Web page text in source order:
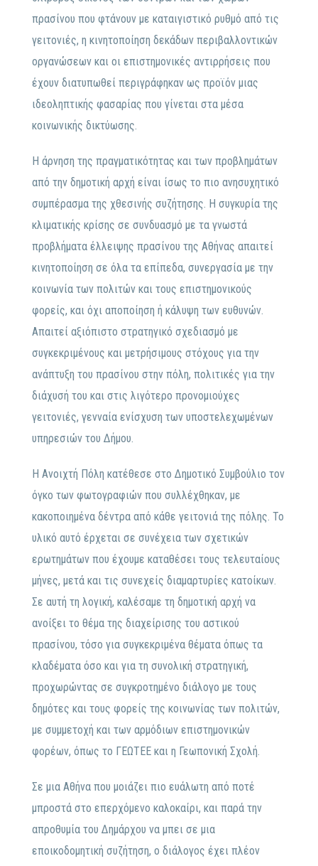
πρασίνου που φτάνουν με καταιγιστικό ρυθμό από τις
γειτονιές, η κινητοποίηση δεκάδων περιβαλλοντικών
οργανώσεων και οι επιστημονικές αντιρρήσεις που
έχουν διατυπωθεί περιγράφηκαν ως προϊόν μιας
ιδεοληπτικής φασαρίας που γίνεται στα μέσα
κοινωνικής δικτύωσης.
Η άρνηση της πραγματικότητας και των προβλημάτων
από την δημοτική αρχή είναι ίσως το πιο ανησυχητικό
συμπέρασμα της χθεσινής συζήτησης. Η συγκυρία της
κλιματικής κρίσης σε συνδυασμό με τα γνωστά
προβλήματα έλλειψης πρασίνου της Αθήνας απαιτεί
κινητοποίηση σε όλα τα επίπεδα, συνεργασία με την
κοινωνία των πολιτών και τους επιστημονικούς
φορείς, και όχι αποποίηση ή κάλυψη των ευθυνών.
Απαιτεί αξιόπιστο στρατηγικό σχεδιασμό με
συγκεκριμένους και μετρήσιμους στόχους για την
ανάπτυξη του πρασίνου στην πόλη, πολιτικές για την
διάχυσή του και στις λιγότερο προνομιούχες
γειτονιές, γενναία ενίσχυση των υποστελεχωμένων
υπηρεσιών του Δήμου.
Η Ανοιχτή Πόλη κατέθεσε στο Δημοτικό Συμβούλιο τον
όγκο των φωτογραφιών που συλλέχθηκαν, με
κακοποιημένα δέντρα από κάθε γειτονιά της πόλης. Το
υλικό αυτό έρχεται σε συνέχεια των σχετικών
ερωτημάτων που έχουμε καταθέσει τους τελευταίους
μήνες, μετά και τις συνεχείς διαμαρτυρίες κατοίκων.
Σε αυτή τη λογική, καλέσαμε τη δημοτική αρχή να
ανοίξει το θέμα της διαχείρισης του αστικού
πρασίνου, τόσο για συγκεκριμένα θέματα όπως τα
κλαδέματα όσο και για τη συνολική στρατηγική,
προχωρώντας σε συγκροτημένο διάλογο με τους
δημότες και τους φορείς της κοινωνίας των πολιτών,
με συμμετοχή και των αρμόδιων επιστημονικών
φορέων, όπως το ΓΕΩΤΕΕ και η Γεωπονική Σχολή.
Σε μια Αθήνα που μοιάζει πιο ευάλωτη από ποτέ
μπροστά στο επερχόμενο καλοκαίρι, και παρά την
απροθυμία του Δημάρχου να μπει σε μια
εποικοδομητική συζήτηση, ο διάλογος έχει πλέον